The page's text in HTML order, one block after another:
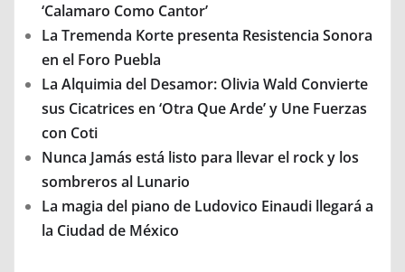
‘Calamaro Como Cantor’
La Tremenda Korte presenta Resistencia Sonora
en el Foro Puebla
La Alquimia del Desamor: Olivia Wald Convierte
sus Cicatrices en ‘Otra Que Arde’ y Une Fuerzas
con Coti
Nunca Jamás está listo para llevar el rock y los
sombreros al Lunario
La magia del piano de Ludovico Einaudi llegará a
la Ciudad de México